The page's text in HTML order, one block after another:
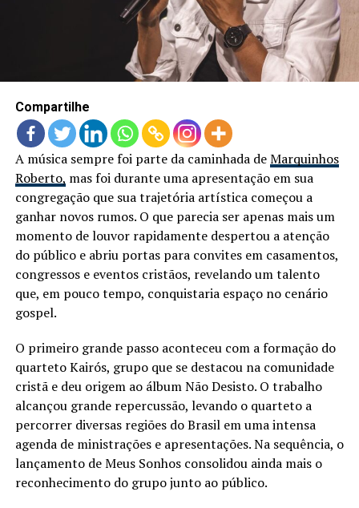
Compartilhe
A música sempre foi parte da caminhada deMarquinhos
Roberto, mas foi durante uma apresentação em sua
congregação que sua trajetória artística começou a
ganhar novos rumos. O que parecia ser apenas mais um
momento de louvor rapidamente despertou a atenção
do público e abriu portas para convites em casamentos,
congressos e eventos cristãos, revelando um talento
que, em pouco tempo, conquistaria espaço no cenário
gospel.
O primeiro grande passo aconteceu com a formação do
quarteto Kairós, grupo que se destacou na comunidade
cristã e deu origem ao álbum Não Desisto. O trabalho
alcançou grande repercussão, levando o quarteto a
percorrer diversas regiões do Brasil em uma intensa
agenda de ministrações e apresentações. Na sequência, o
lançamento de Meus Sonhos consolidou ainda mais o
reconhecimento do grupo junto ao público.